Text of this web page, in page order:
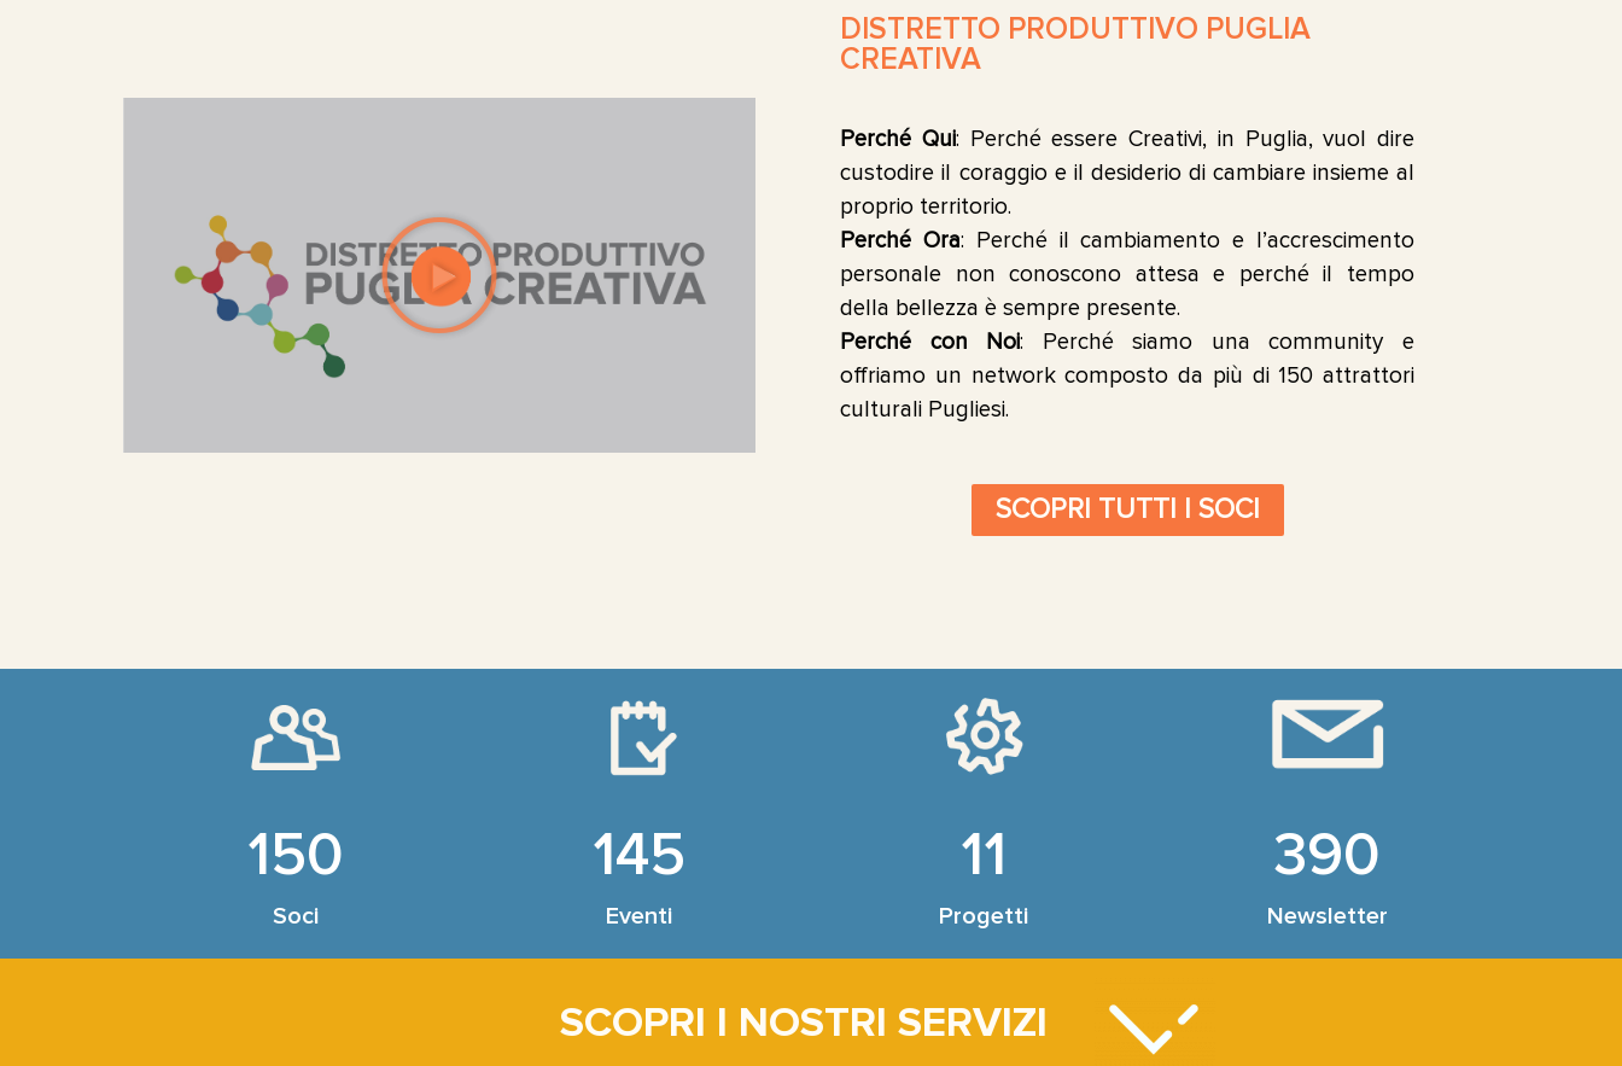
DISTRETTO PRODUTTIVO PUGLIA
CREATIVA
Perché Qui: Perché essere Creativi, in Puglia, vuol dire
custodire il coraggio e il desiderio di cambiare insieme al
proprio territorio.
Perché Ora: Perché il cambiamento e l’accrescimento
personale non conoscono attesa e perché il tempo
della bellezza è sempre presente.
Perché con Noi: Perché siamo una community e
offriamo un network composto da più di 150 attrattori
culturali Pugliesi.
SCOPRI TUTTI I SOCI
150
Soci
145
Eventi
11
Progetti
390
Newsletter
SCOPRI I NOSTRI SERVIZI